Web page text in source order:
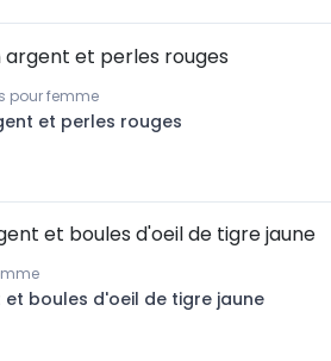
pour femme
et perles rouges
boules d'oeil de tigre jaune